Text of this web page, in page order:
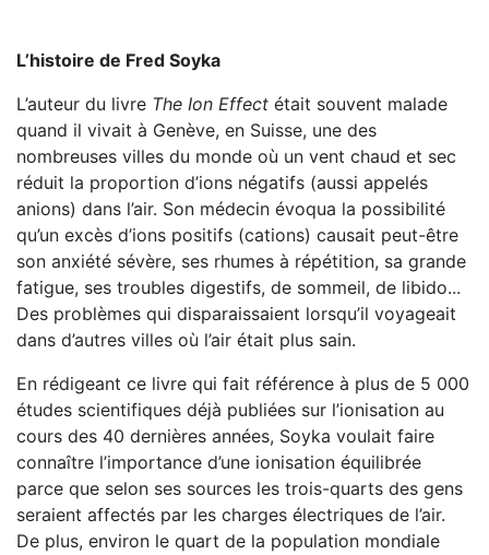
L’histoire de Fred Soyka
L’auteur du livre The Ion Effect était souvent malade
quand il vivait à Genève, en Suisse, une des
nombreuses villes du monde où un vent chaud et sec
réduit la proportion d’ions négatifs (aussi appelés
anions) dans l’air. Son médecin évoqua la possibilité
qu’un excès d’ions positifs (cations) causait peut-être
son anxiété sévère, ses rhumes à répétition, sa grande
fatigue, ses troubles digestifs, de sommeil, de libido...
Des problèmes qui disparaissaient lorsqu’il voyageait
dans d’autres villes où l’air était plus sain.
En rédigeant ce livre qui fait référence à plus de 5 000
études scientifiques déjà publiées sur l’ionisation au
cours des 40 dernières années, Soyka voulait faire
connaître l’importance d’une ionisation équilibrée
parce que selon ses sources les trois-quarts des gens
seraient affectés par les charges électriques de l’air.
De plus, environ le quart de la population mondiale